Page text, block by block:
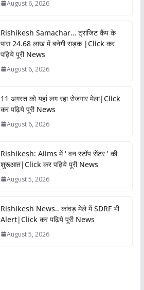
August 6, 2026
Rishikesh Samachar… ट्रांजिट कैंप के
पास 24.68 लाख में बनेगी सड़क |Click कर
पढ़िये पूरी News
August 6, 2026
11 अगस्त को यहां लग रहा रोजगार मेला|Click
कर पढ़िये पूरी News
August 6, 2026
Rishikesh: Aiims में ‘ वन स्टॉप सेंटर ’ की
शुरूआत|Click कर पढ़िये पूरी News
August 5, 2026
Rishikesh News.. कांवड़ मेले में SDRF भी
Alert|Click कर पढ़िये पूरी News
August 5, 2026